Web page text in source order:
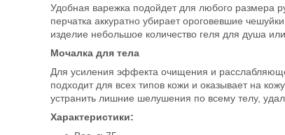
Удобная варежка подойдет для любого размера
перчатка аккуратно убирает ороговевшие
изделие небольшое количество геля для душа
Мочалка для тела
Для усиления эффекта очищения и
подходит для всех типов кожи и оказывает на
устранить лишние шелушения по всему телу,
Характеристики: